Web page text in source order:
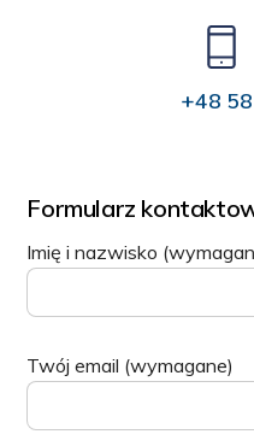
+48
Formularz
Imię i nazwisko
Twój email (wymagane)